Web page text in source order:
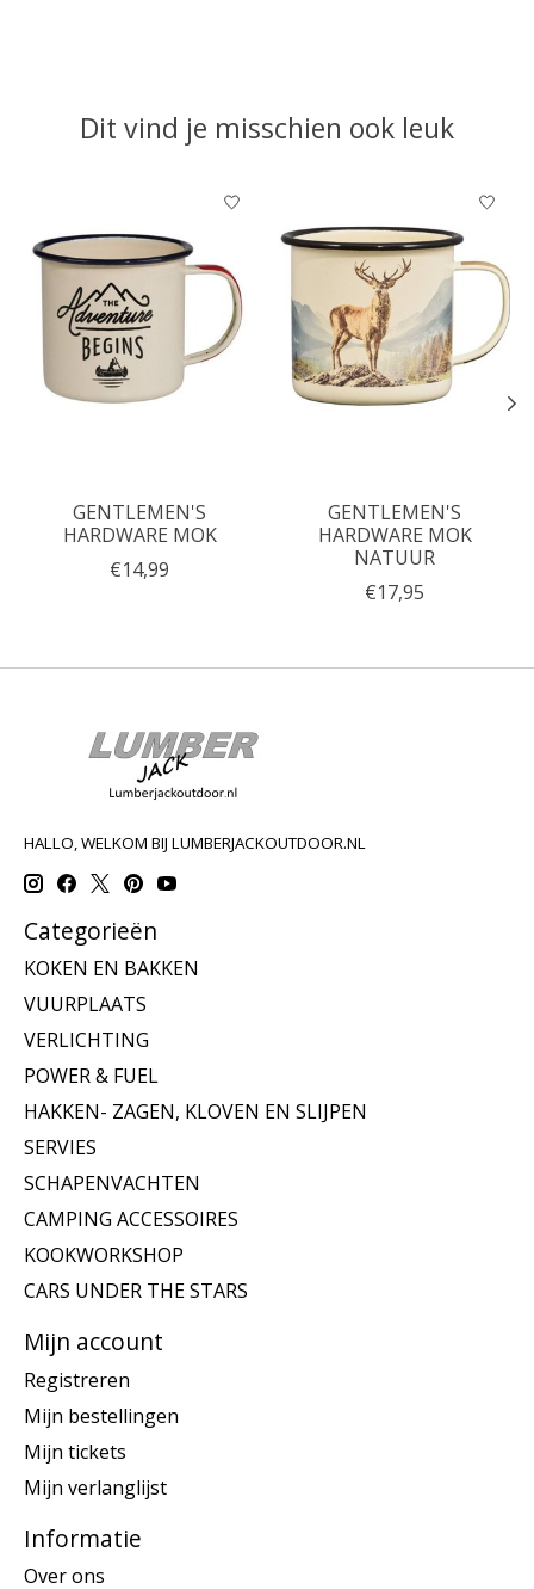
Dit vind je misschien ook leuk
Items van productcarrousel
GENTLEMEN'S
HARDWARE MOK
€14,99
GENTLEMEN'S
HARDWARE MOK
NATUUR
€17,95
HALLO, WELKOM BIJ LUMBERJACKOUTDOOR.NL
Categorieën
KOKEN EN BAKKEN
VUURPLAATS
VERLICHTING
POWER & FUEL
HAKKEN- ZAGEN, KLOVEN EN SLIJPEN
SERVIES
SCHAPENVACHTEN
CAMPING ACCESSOIRES
KOOKWORKSHOP
CARS UNDER THE STARS
Mijn account
Registreren
Mijn bestellingen
Mijn tickets
Mijn verlanglijst
Informatie
Over ons